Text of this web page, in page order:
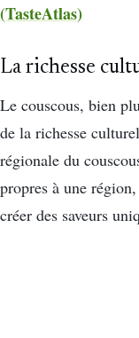
(TasteAtlas)
La richesse
Le couscous, bien
de la richesse
régionale du
propres à une
créer des saveurs